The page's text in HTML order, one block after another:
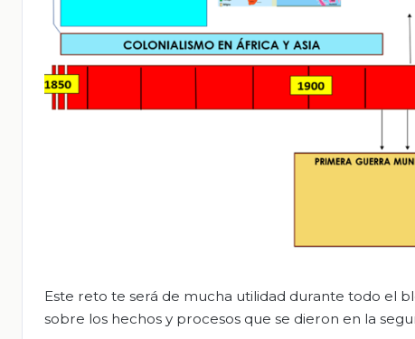
Este reto te será de mucha utilidad durante todo el
sobre los hechos y procesos que se dieron en la